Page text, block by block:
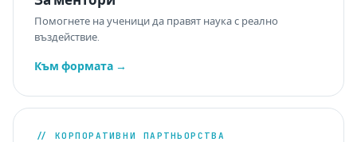
Помогнете на ученици да правят наука с реално
въздействие.
Към формата →
// КОРПОРАТИВНИ ПАРТНЬОРСТВА